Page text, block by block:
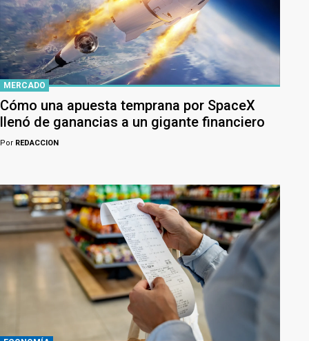
MERCADO
Cómo una apuesta temprana por SpaceX
llenó de ganancias a un gigante financiero
Por REDACCION